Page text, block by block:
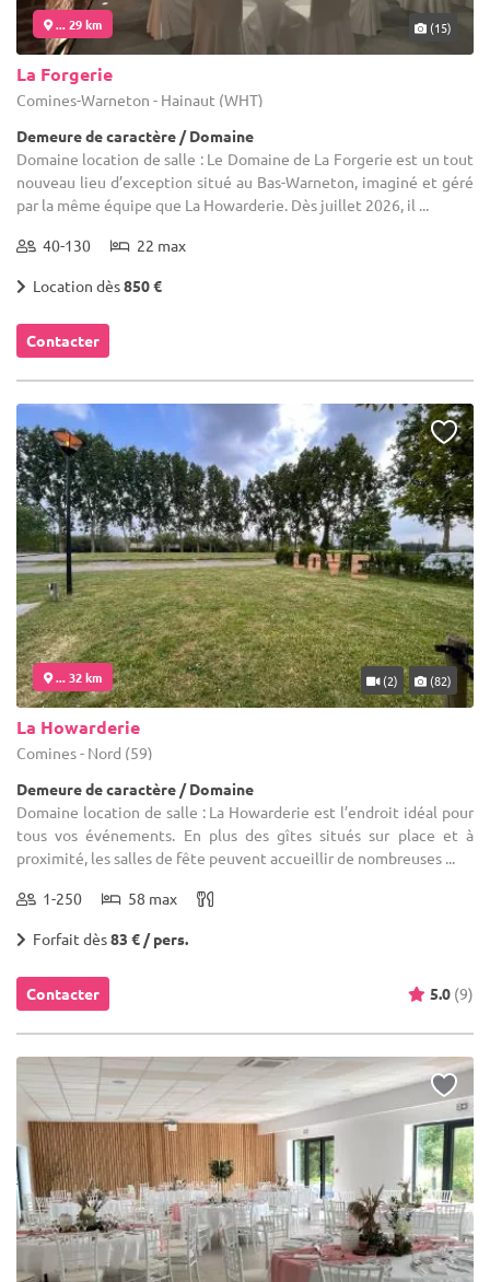
... 29 km (15)
La Forgerie
Comines-Warneton - Hainaut (WHT)
Demeure de caractère / Domaine
Domaine location de salle : Le Domaine de La Forgerie est un tout
nouveau lieu d’exception situé au Bas-Warneton, imaginé et géré
par la même équipe que La Howarderie. Dès juillet 2026, il ...
40-130 22 max
Location dès850 €
Contacter
... 32 km (2) (82)
La Howarderie
Comines - Nord (59)
Demeure de caractère / Domaine
Domaine location de salle : La Howarderie est l’endroit idéal pour
tous vos événements. En plus des gîtes situés sur place et à
proximité, les salles de fête peuvent accueillir de nombreuses ...
1-250 58 max
Forfait dès83 € / pers.
Contacter 5.0 (9)